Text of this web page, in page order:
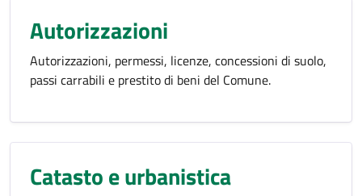
Autorizzazioni
Autorizzazioni, permessi, licenze, concessioni di suolo,
passi carrabili e prestito di beni del Comune.
Catasto e urbanistica